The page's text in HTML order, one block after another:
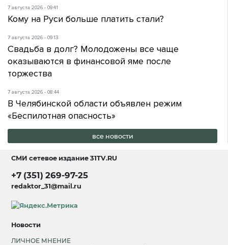
7 августа 2026 - 09:41
Кому на Руси больше платить стали?
7 августа 2026 - 09:13
Свадьба в долг? Молодожены все чаще
оказываются в финансовой яме после
торжества
7 августа 2026 - 08:44
В Челябинской области объявлен режим
«Беспилотная опасность»
все новости
СМИ сетевое издание31TV.RU
+7 (351) 269-97-25
redaktor_31@mail.ru
Новости
ЛИЧНОЕ МНЕНИЕ